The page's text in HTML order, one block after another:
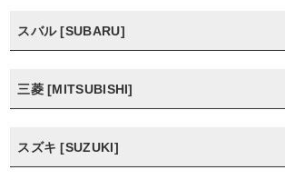
スバル [SUBARU]
三菱 [MITSUBISHI]
スズキ [SUZUKI]